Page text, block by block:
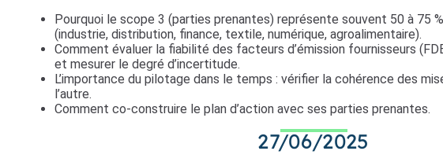
Pourquoi le scope 3 (parties prenantes) représente souvent 50 à 75
(industrie, distribution, finance, textile, numérique, agroalimentaire).
Comment évaluer la fiabilité des facteurs d’émission fournisseurs
et mesurer le degré d’incertitude.
L’importance du pilotage dans le temps : vérifier la cohérence des
l’autre.
Comment co-construire le plan d’action avec ses parties prenantes.
27/06/2025